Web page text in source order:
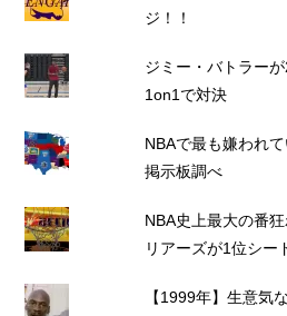
ジ！！
ジミー・バトラー
1on1で対決
NBAで最も嫌われ
掲示板調べ
NBA史上最大の番
リアーズが1位シー
【1999年】生意気